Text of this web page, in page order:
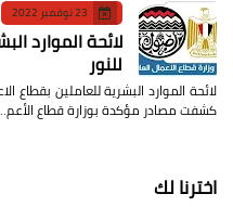
23 نوفمبر 2022
لائحة الموارد
للنور
لائحة الموارد البشرية للعاملين بقطاع
كشفت مصادر مؤكدة بوزارة قطاع
اخترنا لك